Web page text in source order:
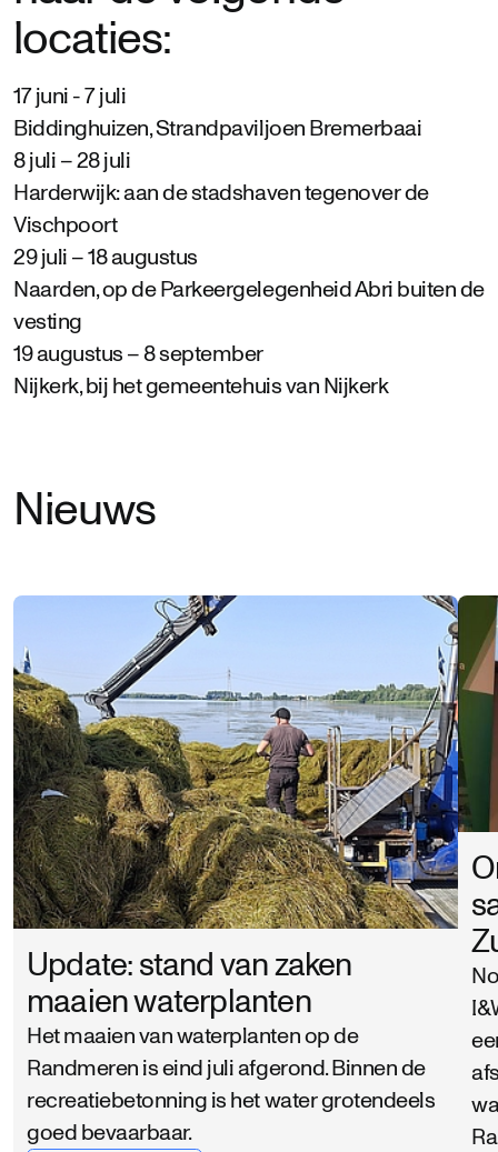
locaties:
17 juni - 7 juli
Biddinghuizen, Strandpaviljoen Bremerbaai
8 juli – 28 juli
Harderwijk: aan de stadshaven tegenover de
Vischpoort
29 juli – 18 augustus
Naarden, op de Parkeergelegenheid Abri buiten de
vesting
19 augustus – 8 september
Nijkerk, bij het gemeentehuis van Nijkerk
Nieuws
Update: stand van zaken
maaien waterplanten
Het maaien van waterplanten op de
Randmeren is eind juli afgerond. Binnen de
recreatiebetonning is het water grotendeels
goed bevaarbaar.